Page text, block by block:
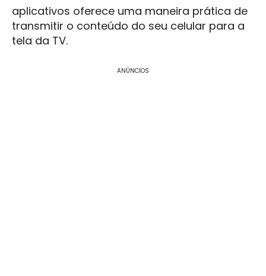
aplicativos oferece uma maneira prática de
transmitir o conteúdo do seu celular para a
tela da TV.
ANÚNCIOS